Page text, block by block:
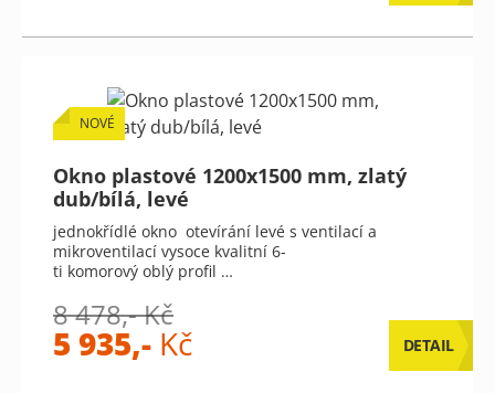
NOVÉ
Okno plastové 1200x1500 mm, zlatý
dub/bílá, levé
jednokřídlé okno otevírání levé s ventilací a
mikroventilací vysoce kvalitní 6-
ti komorový oblý profil …
8 478,- Kč
5 935,- Kč DETAIL